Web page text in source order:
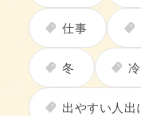
仕事
冬
出やすい人出